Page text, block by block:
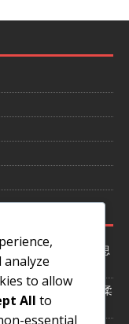
の適応：柔軟性、意思
グ、スペーシング、柔
to allow
All to
essential